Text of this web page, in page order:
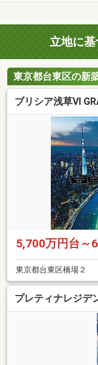
立地に
東京都台東区の新
ブリシア浅草VI
5,700万円台～
東京都台東区橋場２
プレティナレジ